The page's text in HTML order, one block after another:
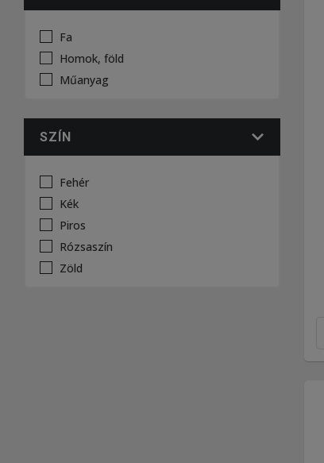
Fa
Homok, föld
Műanyag
SZÍN
Fehér
Kék
Piros
Rózsaszín
Zöld